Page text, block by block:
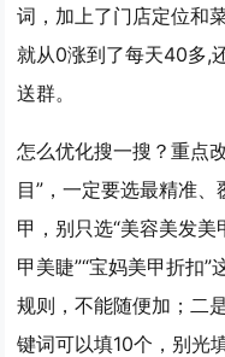
词，加上了门店定位和
就从0涨到了每天40多,
送群。
怎么优化搜一搜？重点
目”，一定要选最精准
甲，别只选“美容美发美
甲美睫”“宝妈美甲折扣
规则，不能随便加；二
键词可以填10个，别光